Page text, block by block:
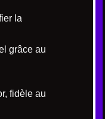
la
grâce au
fidèle au